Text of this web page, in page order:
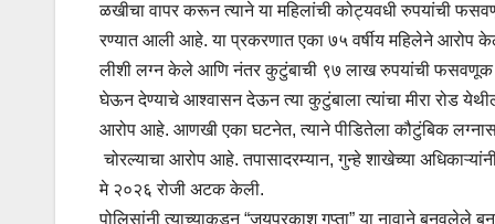
ळखीचा वापर करून त्याने या महिलांची कोट्यवधी रुपयांची
रण्यात आली आहे. या प्रकरणात एका ७५ वर्षीय महिलेने आरोप
लीशी लग्न केले आणि नंतर कुटुंबाची ९७ लाख रुपयांची फसवणूक
घेऊन देण्याचे आश्वासन देऊन त्या कुटुंबाला त्यांचा मीरा रोड
आरोप आहे. आणखी एका घटनेत, त्याने पीडितेला कौटुंबिक
चोरल्याचा आरोप आहे. तपासादरम्यान, गुन्हे शाखेच्या
मे २०२६ रोजी अटक केली.
पोलिसांनी त्याच्याकडून “जयप्रकाश गुप्ता” या नावाने बनवलेले